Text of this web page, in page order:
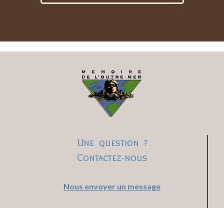
Une question ?
Contactez-nous
Nous envoyer un message